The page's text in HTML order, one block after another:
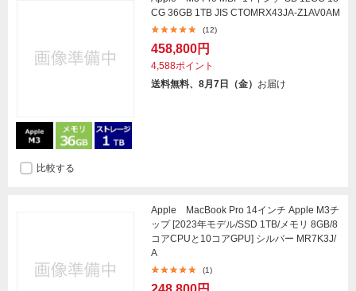
CG 36GB 1TB JIS CTOMRX43JA-Z1AV0AM
(12)
458,800円
4,588ポイント
送料無料、8月7日（金） お届け
比較する
Apple MacBook Pro 14インチ Apple M3チ
ップ [2023年モデル/SSD 1TB/メモリ 8GB/8
コアCPUと10コアGPU] シルバー MR7K3J/
A
(1)